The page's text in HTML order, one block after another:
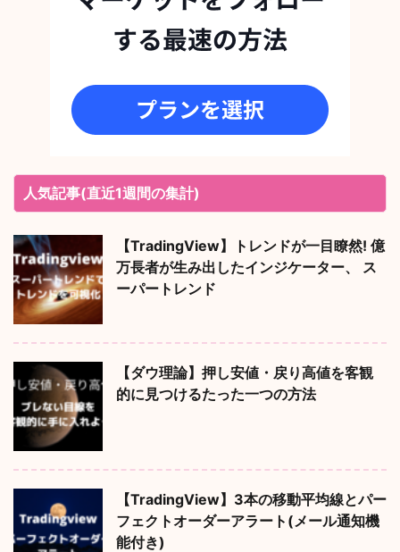
人気記事(直近1週間の集計)
【TradingView】トレンドが一目瞭然! 億
万長者が生み出したインジケーター、 ス
ーパートレンド
【ダウ理論】押し安値・戻り高値を客観
的に見つけるたった一つの方法
【TradingView】3本の移動平均線とパー
フェクトオーダーアラート(メール通知機
能付き)